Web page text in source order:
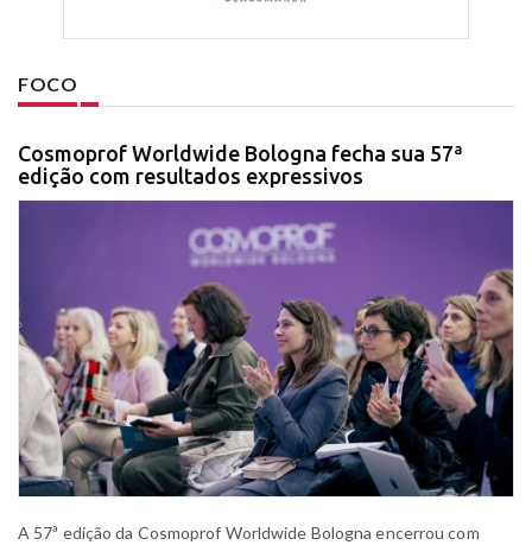
FOCO
Cosmoprof Worldwide Bologna fecha sua 57ª
edição com resultados expressivos
A 57ª edição da Cosmoprof Worldwide Bologna encerrou com